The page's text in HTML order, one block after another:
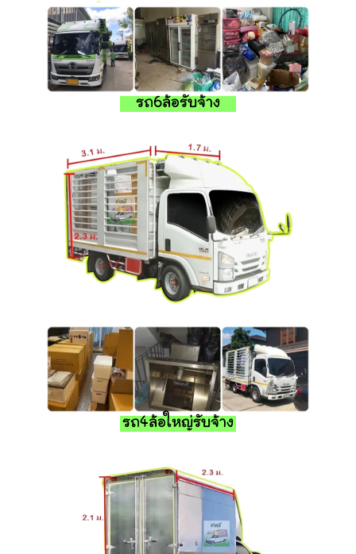
รถ6ล้อรับจ้าง
รถ4ล้อใหญ่รับจ้าง